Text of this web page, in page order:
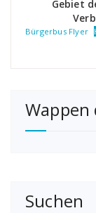
Gebiet
Bürgerbus Flyer
Suchen